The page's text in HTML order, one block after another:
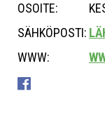
OSOITE:
SÄHKÖPOSTI:
WWW: